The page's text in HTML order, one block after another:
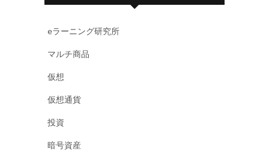
eラーニング研究所
マルチ商品
仮想
仮想通貨
投資
暗号資産